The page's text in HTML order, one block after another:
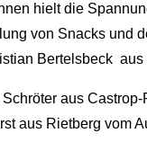
hielt die
von Snacks und
Bertelsbeck
aus
aus Rietberg vom